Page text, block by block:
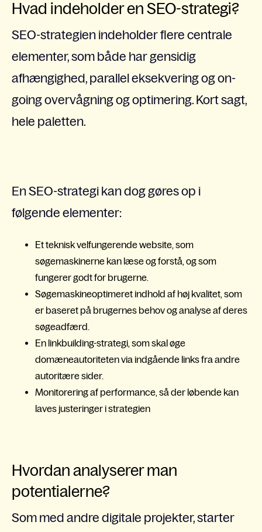
Hvad indeholder en SEO-strategi?
SEO-strategien indeholder flere centrale
elementer, som både har gensidig
afhængighed, parallel eksekvering og on-
going overvågning og optimering. Kort sagt,
hele paletten.
En SEO-strategi kan dog gøres op i
følgende elementer:
Et teknisk velfungerende website, som
søgemaskinerne kan læse og forstå, og som
fungerer godt for brugerne.
Søgemaskineoptimeret indhold af høj kvalitet, som
er baseret på brugernes behov og analyse af deres
søgeadfærd.
En linkbuilding-strategi, som skal øge
domæneautoriteten via indgående links fra andre
autoritære sider.
Monitorering af performance, så der løbende kan
laves justeringer i strategien
Hvordan analyserer man
potentialerne?
Som med andre digitale projekter, starter